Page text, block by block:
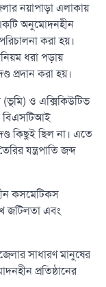
নয়াপাড়া এলাকায়
অনুমোদনহীন
করা হয়।
ধরা পড়ায়
প্রদান করা হয়।
(ভূমি) ও এক্সিকিউটিভ
বিএসটিআই
কিছুই ছিল না। এতে
যন্ত্রপাতি জব্দ
কসমেটিকস
জটিলতা এবং
সাধারণ মানুষের
প্রতিষ্ঠানের